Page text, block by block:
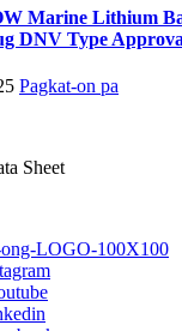
Marine Lithium
DNV Type
Pagkat-on pa
Sheet